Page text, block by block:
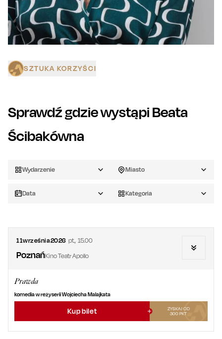
SZTUKA KORZYŚCI
Sprawdź gdzie wystąpi Beata
Ścibakówna
Wydarzenie Miasto
Data Kategoria
11września2026 pt., 15.00
PoznańKino Teatr Apollo
Prawda
komedia w reżyserii Wojciecha Malajkata
Kup bilet
ZYSKAJ OD
300 PKT